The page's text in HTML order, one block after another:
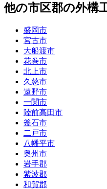
他の市区郡の外構
盛岡市
宮古市
大船渡市
花巻市
北上市
久慈市
遠野市
一関市
陸前高田市
釜石市
二戸市
八幡平市
奥州市
岩手郡
紫波郡
和賀郡